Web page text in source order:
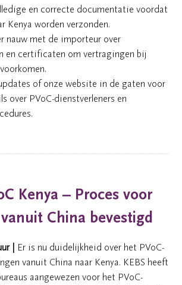
en correcte documentatie voordat
Kenya worden verzonden.
nauw met de importeur over
en certificaten om vertragingen bij
of onze website in de gaten voor
over PVoC-dienstverleners en
Kenya – Proces voor
China bevestigd
|
Er is nu duidelijkheid over het PVoC-
vanuit China naar Kenya. KEBS heeft
aangewezen voor het PVoC-